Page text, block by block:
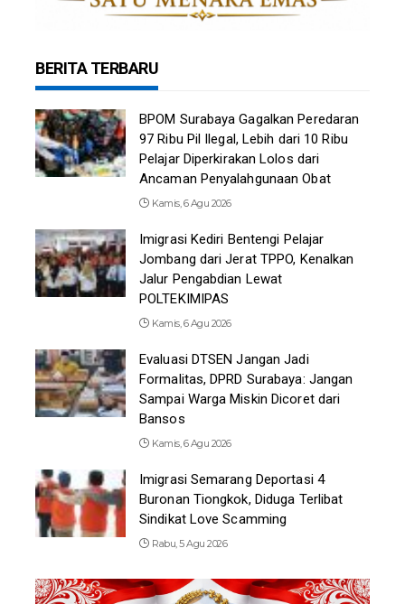
BERITA TERBARU
BPOM Surabaya Gagalkan Peredaran
97 Ribu Pil Ilegal, Lebih dari 10 Ribu
Pelajar Diperkirakan Lolos dari
Ancaman Penyalahgunaan Obat
Kamis, 6 Agu 2026
Imigrasi Kediri Bentengi Pelajar
Jombang dari Jerat TPPO, Kenalkan
Jalur Pengabdian Lewat
POLTEKIMIPAS
Kamis, 6 Agu 2026
Evaluasi DTSEN Jangan Jadi
Formalitas, DPRD Surabaya: Jangan
Sampai Warga Miskin Dicoret dari
Bansos
Kamis, 6 Agu 2026
Imigrasi Semarang Deportasi 4
Buronan Tiongkok, Diduga Terlibat
Sindikat Love Scamming
Rabu, 5 Agu 2026